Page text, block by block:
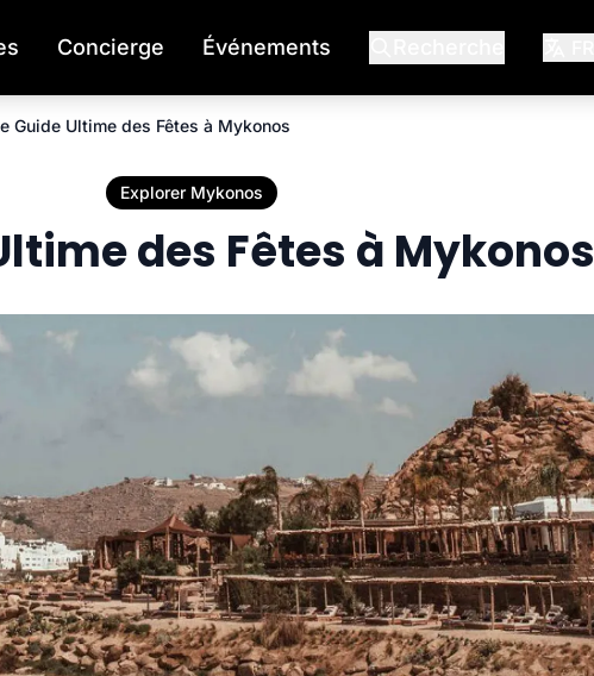
Concierge Événements
Guide Ultime des Fêtes à Mykonos
Explorer Mykonos
des Fêtes à Mykonos